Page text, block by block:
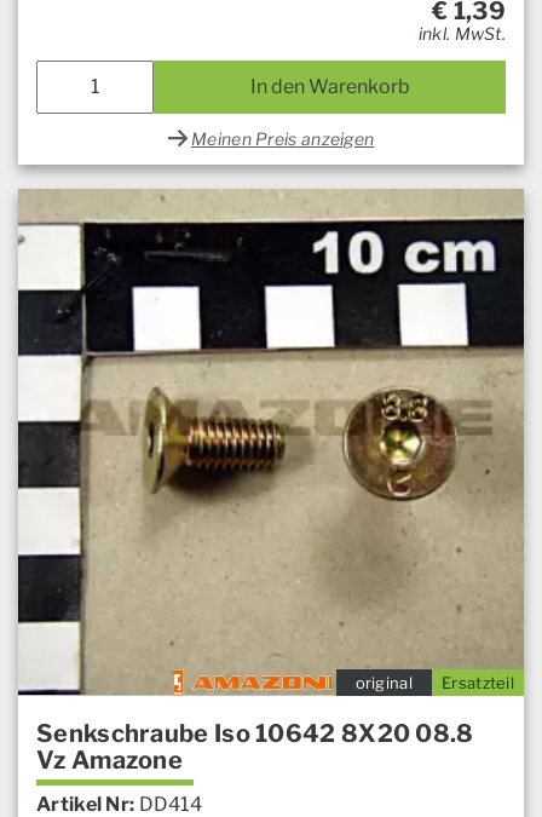
€ 1,39
inkl. MwSt.
In den Warenkorb
Meinen Preis anzeigen
Ersatzteil
original
Senkschraube Iso 10642 8X20 08.8
Vz Amazone
Artikel Nr: DD414